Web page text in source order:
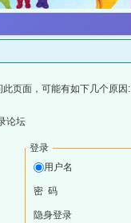
页面，可能有如下几个原因:
论坛
登录
用户名
密 码
隐身登录